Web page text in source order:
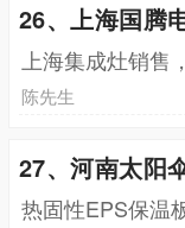
26、上海国腾
上海集成灶销售
陈先生
27、河南太阳
热固性EPS保温